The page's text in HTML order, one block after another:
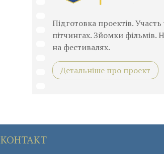
Підготовка проектів. Участь
пітчингах. Зйомки фільмів.
на фестивалях.
Детальніше про проект
КОНТАКТ